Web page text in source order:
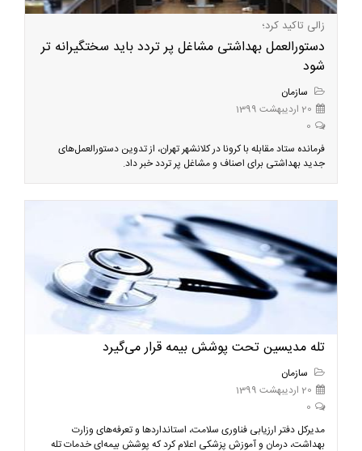
زالی تاکید کرد؛
دستورالعمل بهداشتی مشاغل پر تردد باید سختگیرانه تر
شود
سازمان
20 اردیبهشت 1399
0
فرمانده ستاد مقابله با کرونا در کلانشهر تهران، از تدوین دستورالعمل‌های
جدید بهداشتی برای اصناف و مشاغل پر تردد خبر داد.
تله مدیسین تحت پوشش بیمه قرار می‌گیرد
سازمان
20 اردیبهشت 1399
0
مدیرکل دفتر ارزیابی فناوری سلامت، استانداردها و تعرفه‌های وزارت
بهداشت، درمان و آموزش پزشکی اعلام کرد که پوشش بیمه‌ای خدمات تله